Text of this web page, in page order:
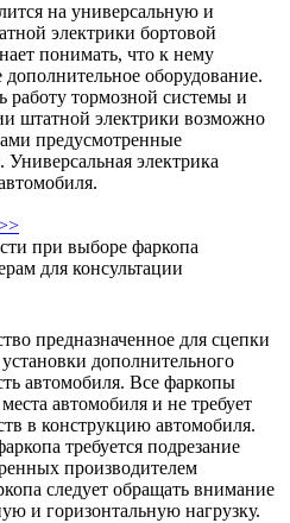
на универсальную и
электрики бортовой
понимать, что к нему
оборудование.
работу тормозной системы и
штатной электрики возможно
предусмотренные
электрика
при выборе фаркопа
для консультации
предназначенное для сцепки
дополнительного
автомобиля. Все фаркопы
автомобиля и не требует
в конструкцию автомобиля.
требуется подрезание
производителем
следует обращать внимание
и горизонтальную нагрузку.